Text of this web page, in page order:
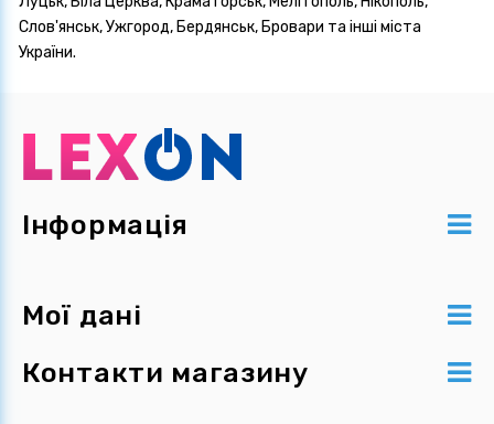
Слов'янськ, Ужгород, Бердянськ, Бровари та інші міста
України.
Інформація
Мої дані
Контакти магазину